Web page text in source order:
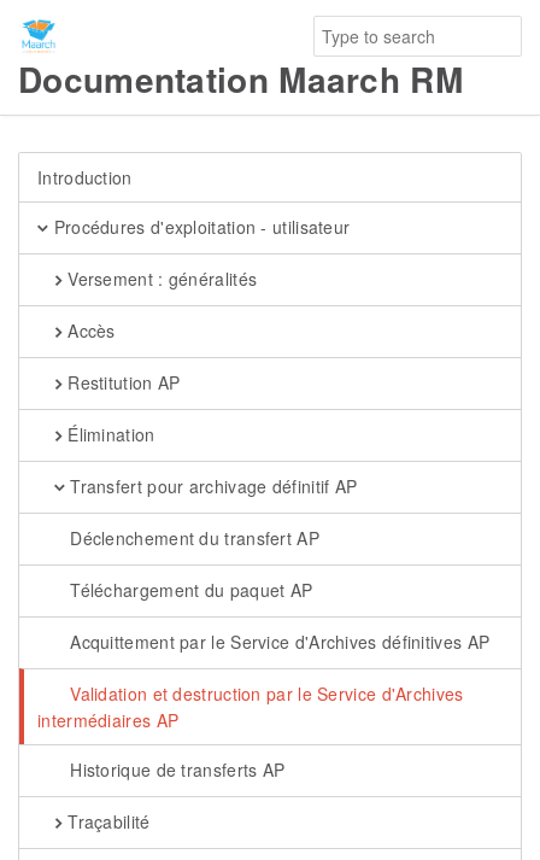
Documentation Maarch RM
Introduction
Procédures d'exploitation - utilisateur
Versement : généralités
Accès
Restitution AP
Élimination
Transfert pour archivage définitif AP
Déclenchement du transfert AP
Téléchargement du paquet AP
Acquittement par le Service d'Archives définitives AP
Validation et destruction par le Service d'Archives
intermédiaires AP
Historique de transferts AP
Traçabilité